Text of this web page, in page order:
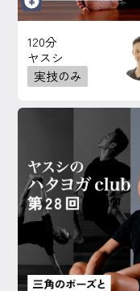
120分
ヤスシ
実技のみ